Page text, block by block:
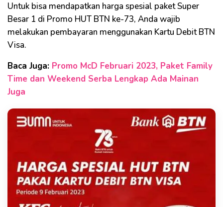
Untuk bisa mendapatkan harga spesial paket Super
Besar 1 di Promo HUT BTN ke-73, Anda wajib
melakukan pembayaran menggunakan Kartu Debit BTN
Visa.
Baca Juga: Promo McD Februari 2023, Paket Family
Time dan Weekend Serba Lengkap Ada Mainan
Juga